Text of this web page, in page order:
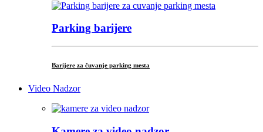
Parking barijere
Barijere za čuvanje parking mesta
Video Nadzor